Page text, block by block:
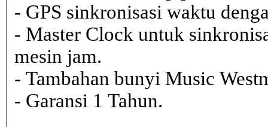
- GPS sinkronisasi waktu
- Master Clock untuk
mesin jam.
- Tambahan bunyi Music
- Garansi 1 Tahun.